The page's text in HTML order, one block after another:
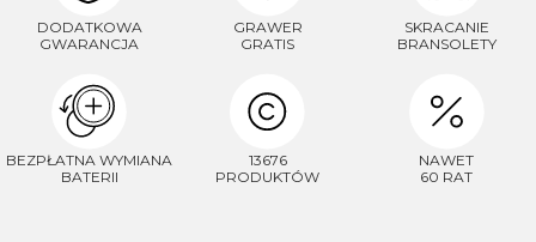
DODATKOWA
GWARANCJA
GRAWER
GRATIS
SKRACANIE
BRANSOLETY
BEZPŁATNA WYMIANA
BATERII
13676
PRODUKTÓW
NAWET
60 RAT